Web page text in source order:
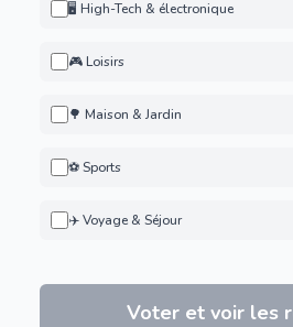
🖥️ High-Tech & électronique
🎮 Loisirs
🌳 Maison & Jardin
⚽ Sports
✈️ Voyage & Séjour
Voter et voir les